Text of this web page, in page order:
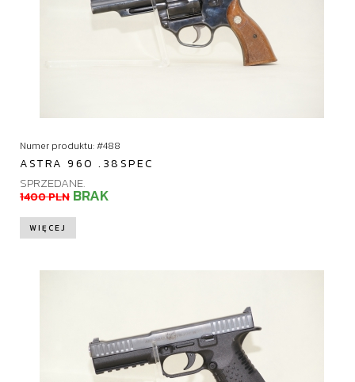
Numer produktu: #488
ASTRA 960 .38SPEC
SPRZEDANE.
1400 PLN BRAK
WIĘCEJ